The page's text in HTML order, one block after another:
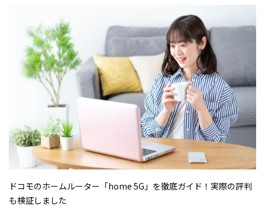
ドコモのホームルーター「home 5G」を徹底ガイド！実際の評判
も検証しました